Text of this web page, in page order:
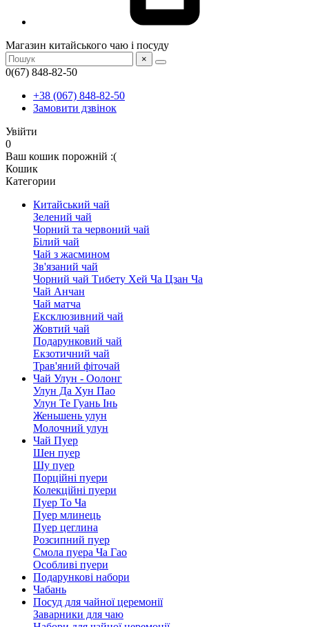
Магазин китайського чаю і посуду
×
0(67) 848-82-50
+38 (067) 848-82-50
Замовити дзвінок
Увійти
0
Ваш кошик порожній :(
Кошик
Категории
Китайський чай
Зелений чай
Чорний та червоний чай
Білий чай
Чай з жасмином
Зв'язаний чай
Чорний чай Тибету Хей Ча Цзан Ча
Чай Анчан
Чай матча
Ексклюзивний чай
Жовтий чай
Подарунковий чай
Екзотичний чай
Трав'яний фіточай
Чай Улун - Оолонг
Улун Да Хун Пао
Улун Те Гуань Інь
Женьшень улун
Молочний улун
Чай Пуер
Шен пуер
Шу пуер
Порційні пуери
Колекційні пуери
Пуер То Ча
Пуер млинець
Пуер цеглина
Розсипний пуер
Смола пуера Ча Гао
Особливі пуери
Подарункові набори
Чабань
Посуд для чайної церемонії
Заварники для чаю